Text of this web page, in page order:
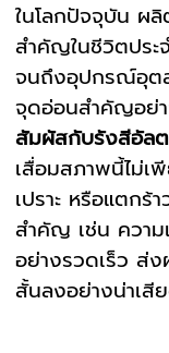
ในโลกปัจจุบัน ผ
สำคัญในชีวิตประ
จนถึงอุปกรณ์อุต
จุดอ่อนสำคัญอย่
สัมผัสกับรังสีอัลต
เสื่อมสภาพนี้ไม่เ
เปราะ หรือแตก
สำคัญ เช่น ควา
อย่างรวดเร็ว ส่
สั้นลงอย่างน่าเสี